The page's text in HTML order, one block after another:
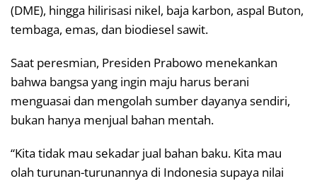
(DME), hingga hilirisasi nikel, baja karbon, aspal Buton,
tembaga, emas, dan biodiesel sawit.
Saat peresmian, Presiden Prabowo menekankan
bahwa bangsa yang ingin maju harus berani
menguasai dan mengolah sumber dayanya sendiri,
bukan hanya menjual bahan mentah.
“Kita tidak mau sekadar jual bahan baku. Kita mau
olah turunan-turunannya di Indonesia supaya nilai